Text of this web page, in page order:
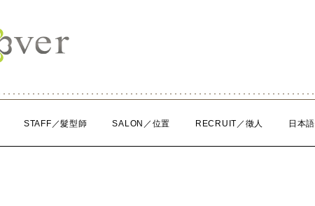
STAFF／髮型師 SALON／位置 RECRUIT／徵人 日本語